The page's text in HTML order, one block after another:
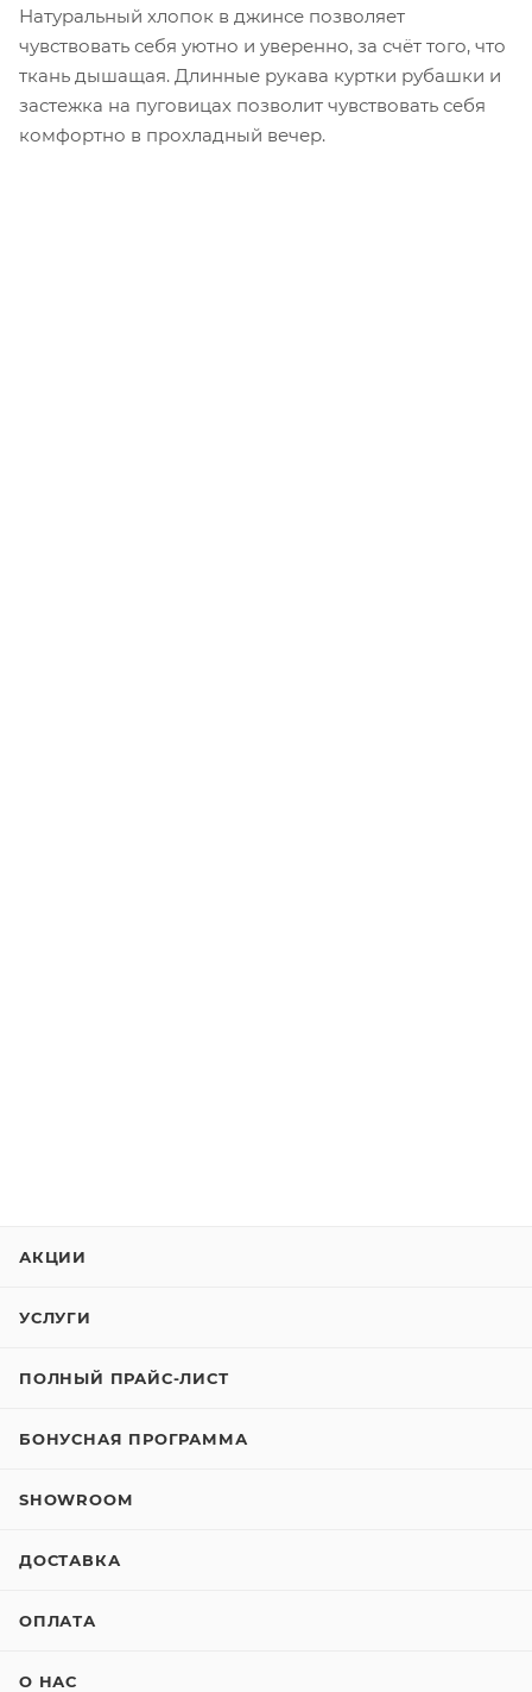
Натуральный хлопок в джинсе позволяет
чувствовать себя уютно и уверенно, за счёт того, что
ткань дышащая. Длинные рукава куртки рубашки и
застежка на пуговицах позволит чувствовать себя
комфортно в прохладный вечер.
АКЦИИ
УСЛУГИ
ПОЛНЫЙ ПРАЙС-ЛИСТ
БОНУСНАЯ ПРОГРАММА
SHOWROOM
ДОСТАВКА
ОПЛАТА
О НАС